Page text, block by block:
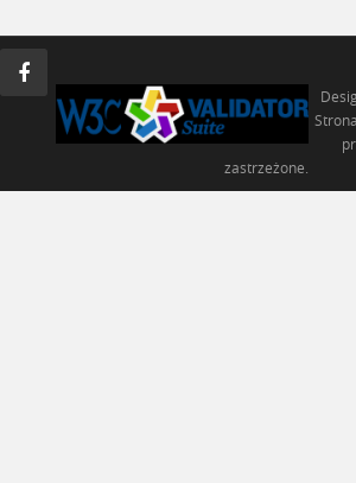
zastrzeżone.